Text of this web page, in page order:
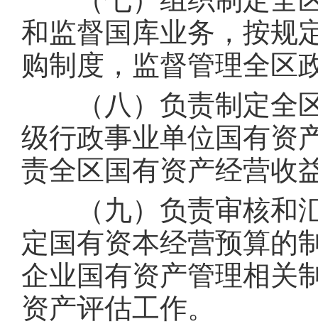
和监督国库业务，按规
购制度，监督管理全区
（八）负责制定全区
级行政事业单位国有资
责全区国有资产经
（九）负责审核和汇
定国有资本经营预算的
企业国有资产管理相关
资产评估工作。